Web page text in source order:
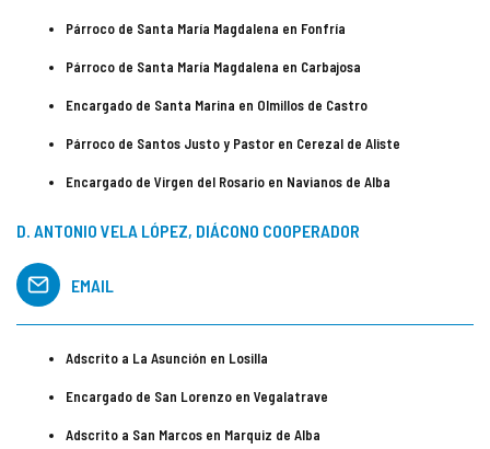
Párroco de Santa María Magdalena en Fonfría
Párroco de Santa María Magdalena en Carbajosa
Encargado de Santa Marina en Olmillos de Castro
Párroco de Santos Justo y Pastor en Cerezal de Aliste
Encargado de Virgen del Rosario en Navianos de Alba
D. ANTONIO VELA LÓPEZ, DIÁCONO COOPERADOR
EMAIL
Adscrito a La Asunción en Losilla
Encargado de San Lorenzo en Vegalatrave
Adscrito a San Marcos en Marquiz de Alba